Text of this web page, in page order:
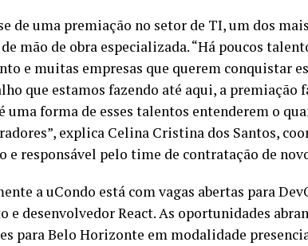
de uma premiação no setor de TI, um dos
mão de obra especializada. “Há poucos
e muitas empresas que querem conquistar
que estamos fazendo até aqui, a premiação
uma forma de esses talentos entenderem o
explica Celina Cristina dos Santos,
e responsável pelo time de contratação de
a uCondo está com vagas abertas para
e desenvolvedor React. As oportunidades
para Belo Horizonte em modalidade